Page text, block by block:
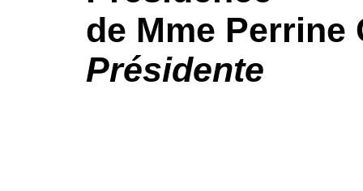
de Mme Perrine
Présidente